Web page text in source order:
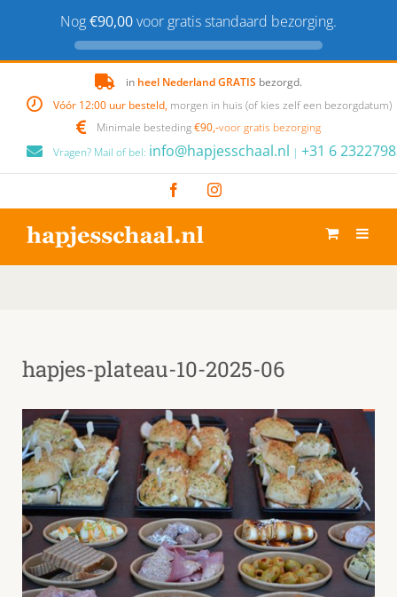
Nog€90,00voor gratis standaard bezorging.
content
in heel Nederland GRATIS bezorgd.
Vóór 12:00 uur besteld, morgen in huis (of kies zelf een bezorgdatum)
Minimale besteding€90,-voor gratis bezorging
Vragen? Mail of bel: info@hapjesschaal.nl | +31 6
FacebookInstagram
hapjes-plateau-10-2025-06